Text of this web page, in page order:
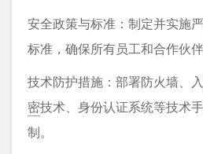
安全政策与标准：制定并实施
标准，确保所有员工和合作伙伴
技术防护措施：部署防火墙、入
密技术、身份认证系统等技术
制。